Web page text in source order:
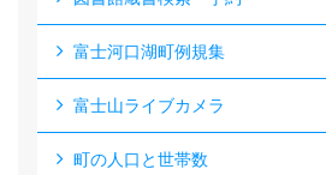
富士河口湖町例規集
富士山ライブカメラ
町の人口と世帯数